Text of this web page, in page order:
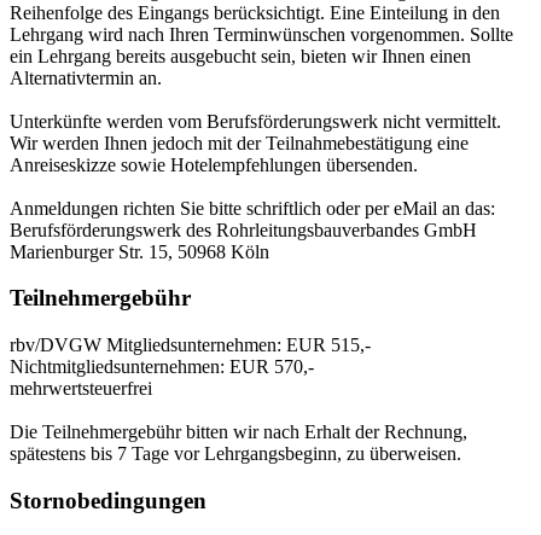
Reihenfolge des Eingangs berücksichtigt. Eine Einteilung in den
Lehrgang wird nach Ihren Terminwünschen vorgenommen. Sollte
ein Lehrgang bereits ausgebucht sein, bieten wir Ihnen einen
Alternativtermin an.
Unterkünfte werden vom Berufsförderungswerk nicht vermittelt.
Wir werden Ihnen jedoch mit der Teilnahmebestätigung eine
Anreiseskizze sowie Hotelempfehlungen übersenden.
Anmeldungen richten Sie bitte schriftlich oder per eMail an das:
Berufsförderungswerk des Rohrleitungsbauverbandes GmbH
Marienburger Str. 15, 50968 Köln
Teilnehmergebühr
rbv/DVGW Mitgliedsunternehmen: EUR 515,-
Nichtmitgliedsunternehmen: EUR 570,-
mehrwertsteuerfrei
Die Teilnehmergebühr bitten wir nach Erhalt der Rechnung,
spätestens bis 7 Tage vor Lehrgangsbeginn, zu überweisen.
Stornobedingungen